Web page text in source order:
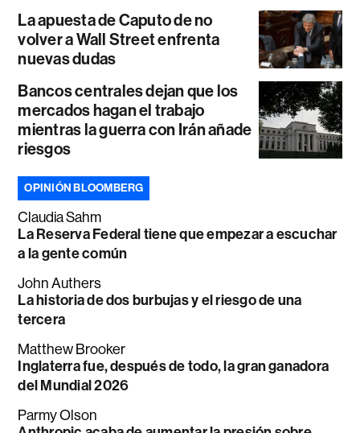
La apuesta de Caputo de no
volver a Wall Street enfrenta
nuevas dudas
Bancos centrales dejan que los
mercados hagan el trabajo
mientras la guerra con Irán añade
riesgos
OPINIÓN BLOOMBERG
Claudia Sahm
La Reserva Federal tiene que empezar a escuchar
a la gente común
John Authers
La historia de dos burbujas y el riesgo de una
tercera
Matthew Brooker
Inglaterra fue, después de todo, la gran ganadora
del Mundial 2026
Parmy Olson